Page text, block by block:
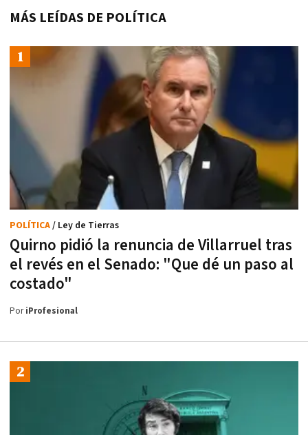
MÁS LEÍDAS DE POLÍTICA
Quirno pidió la renuncia de Villarruel tras
el revés en el Senado: "Que dé un paso al
costado"
POLÍTICA/ Ley de Tierras
PoriProfesional